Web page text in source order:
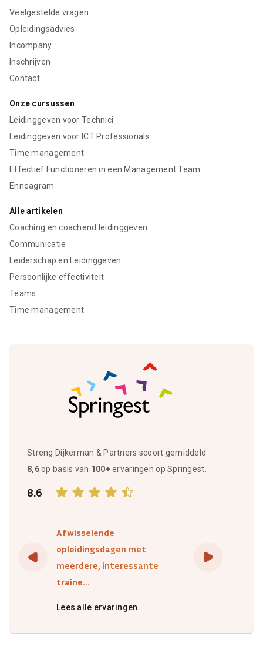
Veelgestelde vragen
Opleidingsadvies
Incompany
Inschrijven
Contact
Onze cursussen
Leidinggeven voor Technici
Leidinggeven voor ICT Professionals
Time management
Effectief Functioneren in een Management Team
Enneagram
Alle artikelen
Coaching en coachend leidinggeven
Communicatie
Leiderschap en Leidinggeven
Persoonlijke effectiviteit
Teams
Time management
Streng Dijkerman & Partners scoort gemiddeld
8,6op basis van 100+ervaringen op Springest.
8.6
Afwisselende
opleidingsdagen met
meerdere, interessante
traine...
Lees alle ervaringen